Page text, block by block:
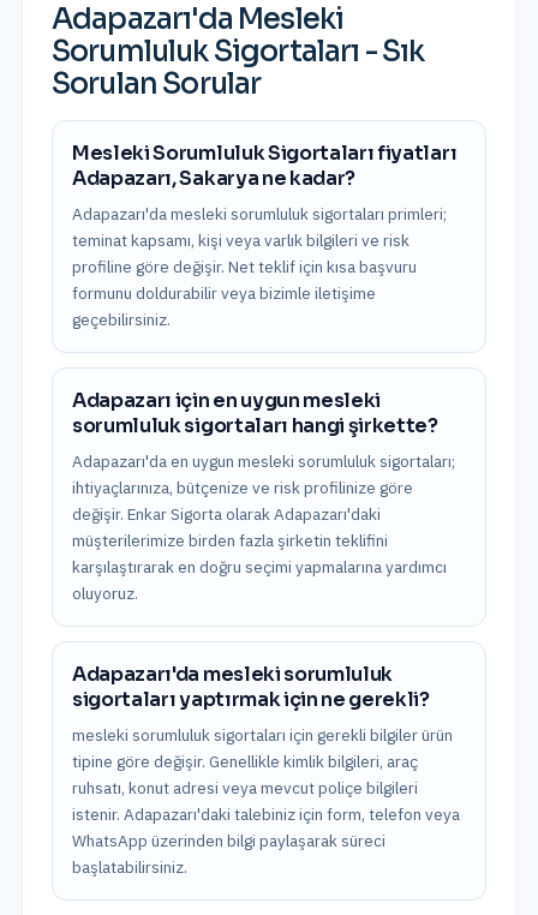
Adapazarı'da Mesleki
Sorumluluk Sigortaları - Sık
Sorulan Sorular
Mesleki Sorumluluk Sigortaları fiyatları
Adapazarı, Sakarya ne kadar?
Adapazarı'da mesleki sorumluluk sigortaları primleri;
teminat kapsamı, kişi veya varlık bilgileri ve risk
profiline göre değişir. Net teklif için kısa başvuru
formunu doldurabilir veya bizimle iletişime
geçebilirsiniz.
Adapazarı için en uygun mesleki
sorumluluk sigortaları hangi şirkette?
Adapazarı'da en uygun mesleki sorumluluk sigortaları;
ihtiyaçlarınıza, bütçenize ve risk profilinize göre
değişir. Enkar Sigorta olarak Adapazarı'daki
müşterilerimize birden fazla şirketin teklifini
karşılaştırarak en doğru seçimi yapmalarına yardımcı
oluyoruz.
Adapazarı'da mesleki sorumluluk
sigortaları yaptırmak için ne gerekli?
mesleki sorumluluk sigortaları için gerekli bilgiler ürün
tipine göre değişir. Genellikle kimlik bilgileri, araç
ruhsatı, konut adresi veya mevcut poliçe bilgileri
istenir. Adapazarı'daki talebiniz için form, telefon veya
WhatsApp üzerinden bilgi paylaşarak süreci
başlatabilirsiniz.